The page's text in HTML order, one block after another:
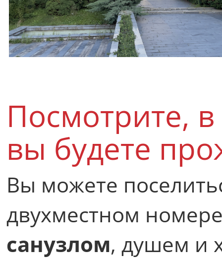
Посмотрите, в
вы будете
Вы можете
двухместном
санузлом, душем и